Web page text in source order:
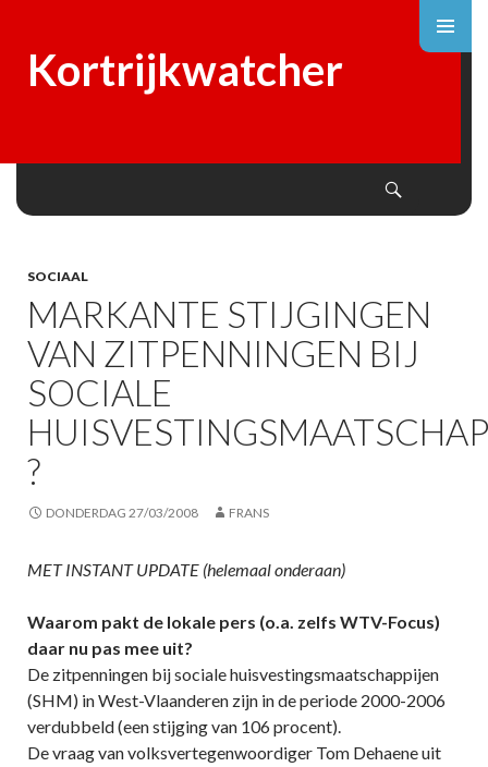
Kortrijkwatcher
SOCIAAL
MARKANTE STIJGINGEN
VAN ZITPENNINGEN BIJ
SOCIALE
?
DONDERDAG 27/03/2008 FRANS
MET INSTANT UPDATE (helemaal onderaan)
Waarom pakt de lokale pers (o.a. zelfs WTV-Focus)
daar nu pas mee uit?
De zitpenningen bij sociale huisvestingsmaatschappijen
(SHM) in West-Vlaanderen zijn in de periode 2000-2006
verdubbeld (een stijging van 106 procent).
De vraag van volksvertegenwoordiger Tom Dehaene uit